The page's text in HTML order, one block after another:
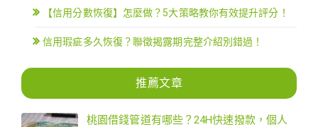
【信用分數恢復】怎麼做？5大策略教你有效提升評分！
信用瑕疵多久恢復？聯徵揭露期完整介紹別錯過！
推薦文章
桃園借錢管道有哪些？24H快速撥款，個人